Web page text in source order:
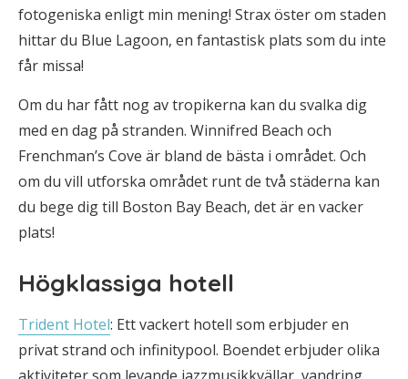
fotogeniska enligt min mening! Strax öster om staden
hittar du Blue Lagoon, en fantastisk plats som du inte
får missa!
Om du har fått nog av tropikerna kan du svalka dig
med en dag på stranden. Winnifred Beach och
Frenchman’s Cove är bland de bästa i området. Och
om du vill utforska området runt de två städerna kan
du bege dig till Boston Bay Beach, det är en vacker
plats!
Högklassiga hotell
Trident Hotel: Ett vackert hotell som erbjuder en
privat strand och infinitypool. Boendet erbjuder olika